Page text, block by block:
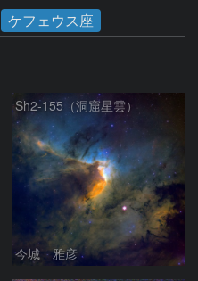
ケフェウス座
Sh2-155（洞窟星雲）
今城 雅彦